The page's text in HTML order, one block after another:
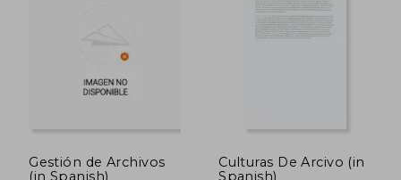
Gestión de Archivos
(in Spanish)
Culturas De Arcivo (in
Spanish)